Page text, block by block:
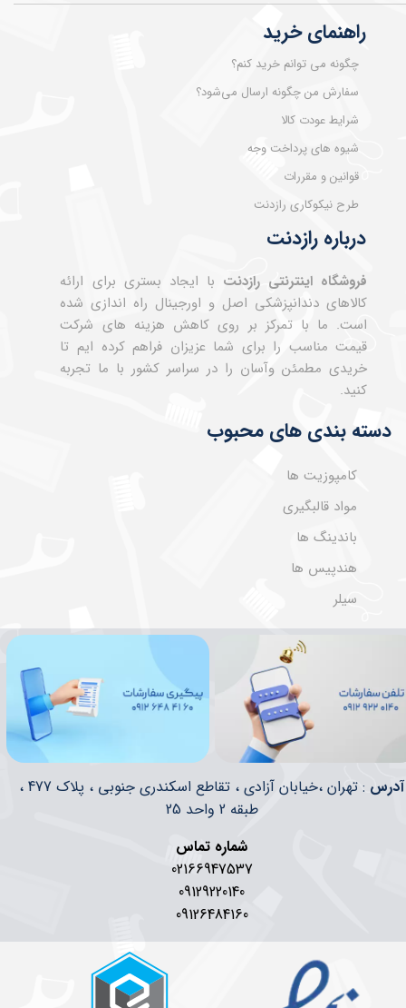
درباره رازدنت
فروشگاه اینترنتی رازدنت با ایجاد بستری برای ارائه
کالاهای دندانپزشکی اصل و اورجینال راه اندازی شده
است. ما با تمرکز بر روی کاهش هزینه های شرکت
قیمت مناسب را برای شما عزیزان فراهم کرده ایم تا
خریدی مطمئن وآسان را در سراسر کشور با ما تجربه
کنید.
راهنمای خرید
چگونه می توانم خرید کنم؟
سفارش من چگونه ارسال می‌شود؟
شرایط عودت کالا
شیوه های پرداخت وجه
قوانین و مقررات
طرح نیکوکاری رازدنت
دسته بندی های محبوب
کامپوزیت ها
مواد قالبگیری
باندینگ ها
هندپیس ها
سیلر
​​آدرس
: تهران ،خیابان آزادی ، تقاطع اسکندری جنوبی ، پلاک 477 ،
طبقه 2 واحد 25
شماره تماس
02166947537
09129220140
09126484160